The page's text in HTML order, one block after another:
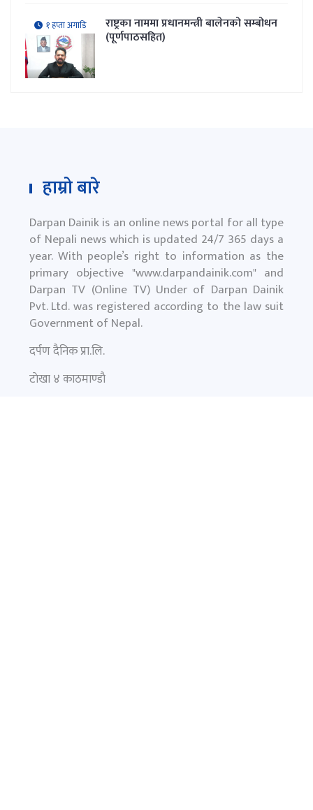
१ हप्ता अगाडि राष्ट्रका नाममा प्रधानमन्त्री बालेनको सम्बोधन
(पूर्णपाठसहित)
हाम्रो बारे
Darpan Dainik is an online news portal for all type
of Nepali news which is updated 24/7 365 days a
year. With people’s right to information as the
primary objective "www.darpandainik.com" and
Darpan TV (Online TV) Under of Darpan Dainik
Pvt. Ltd. was registered according to the law suit
Government of Nepal.
दर्पण दैनिक प्रा.लि.
टाेखा ४ काठमाण्डाै